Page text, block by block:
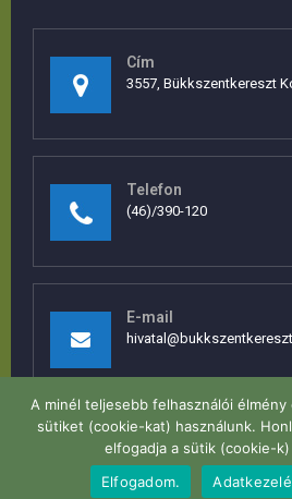
Cím
3557, Bükkszentkereszt
Telefon
(46)/390-120
E-mail
Bükkszentkereszt ©2026.
A minél teljesebb felhasználói
sütiket (cookie-kat) használunk.
elfogadja a sütik (cookie-k)
Elfogadom.